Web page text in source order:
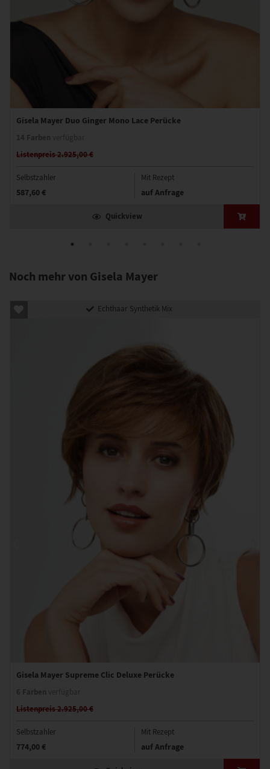
Gisela Mayer Duo Ginger Mono Lace Perücke
Listenpreis 2.925,00 €
Selbstzahler
587,60 €
Mit Rezept
auf Anfrage
Quickview
Noch mehr von Gisela Mayer
Echthaar Synthetik Mix
Gisela Mayer Supreme Clic Deluxe Perücke
Listenpreis 2.925,00 €
Selbstzahler
774,00 €
Mit Rezept
auf Anfrage